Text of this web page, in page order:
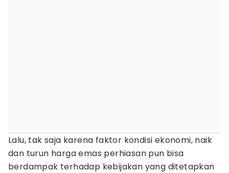
Lalu, tak saja karena faktor kondisi ekonomi, naik
dan turun harga emas perhiasan pun bisa
berdampak terhadap kebijakan yang ditetapkan